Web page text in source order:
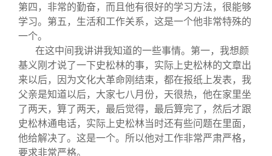
第四，非常的勤奋，而且他有很好的学习方法，很能够
学习。第五，生活和工作关系，这是一个他非常特殊的
一个。
在这中间我讲讲我知道的一些事情。第一，我想颜
基义刚才说了一下史松林的事，实际上史松林的文章出
来以后，因为文化大革命刚结束，都在报纸上发表，我
父亲是知道以后，大家七八月份，天很热，他在家里坐
了两天，算了两天，最后觉得，最后算完了，然后才跟
史松林通电话，实际上史松林当时还有些问题在里面，
他给解决了。这是一个。所以他对工作非常严肃严格，
要求非常严格。